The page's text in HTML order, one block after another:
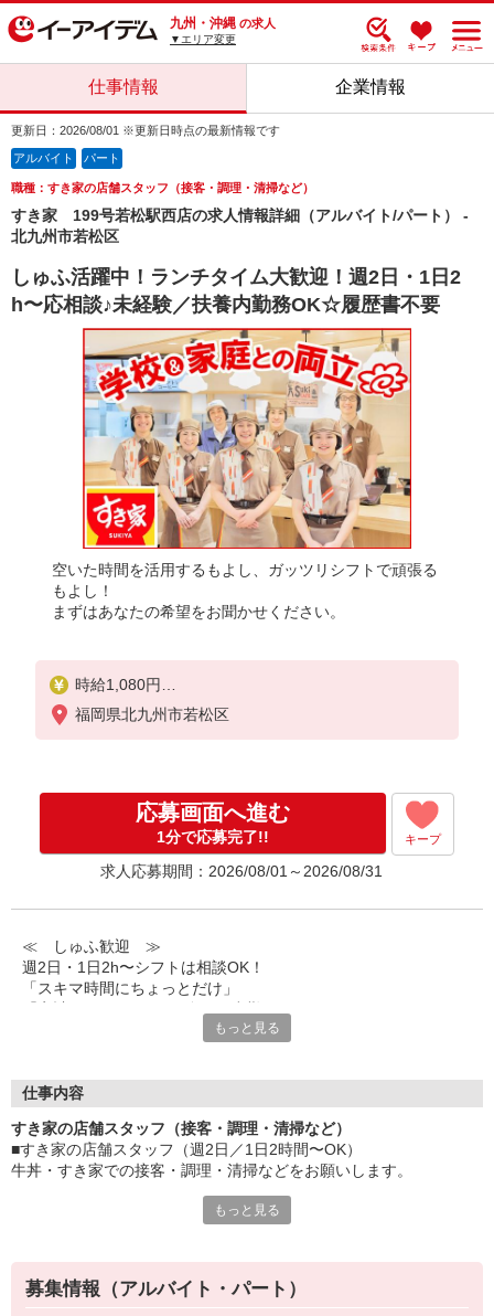
九州・沖縄 の求人
▼エリア変更
仕事情報 企業情報
更新日：2026/08/01 ※更新日時点の最新情報です
アルバイト パート
職種：すき家の店舗スタッフ（接客・調理・清掃など）
すき家 199号若松駅西店の求人情報詳細（アルバイト/パート） -
北九州市若松区
しゅふ活躍中！ランチタイム大歓迎！週2日・1日2
h〜応相談♪未経験／扶養内勤務OK☆履歴書不要
空いた時間を活用するもよし、ガッツリシフトで頑張る
もよし！
まずはあなたの希望をお聞かせください。
時給1,080円
※22:00〜翌5:00：時給1,350円
※高校生時給1,060円
福岡県北九州市若松区
応募画面へ進む
1分で応募完了!! キープ
求人応募期間：2026/08/01～2026/08/31
≪ しゅふ歓迎 ≫
週2日・1日2h〜シフトは相談OK！
「スキマ時間にちょっとだけ」
など、自分らしく活躍できますよ。
■髪型・髪色自由
■給与前払い可
急な出費も安心♪
■社員登用あり
将来を考えている方は必見です。
与兵衛、オリーブの丘、焼肉いちばんなどを経営しているゼンシ
ョーグループ！
その中のひとつ『すき家』でお仕事しませんか？
もっと見る
仕事内容
すき家の店舗スタッフ（接客・調理・清掃など）
■すき家の店舗スタッフ（週2日／1日2時間〜OK）
牛丼・すき家での接客・調理・清掃などをお願いします。
あなたの笑顔で！
すばやく提供！
もっと見る
募集情報（アルバイト・パート）